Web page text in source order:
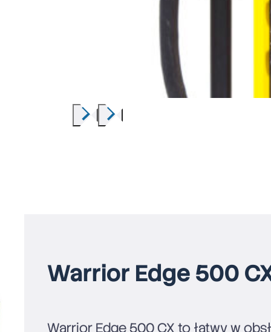
Warrior Edge 500
Warrior Edge 500 CX to łatwy w